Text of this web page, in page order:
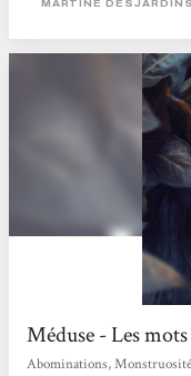
MARTINE DESJARDINS
Méduse - Les
Abominations,